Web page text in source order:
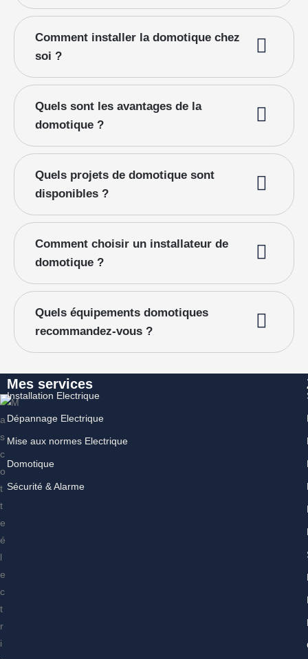
Comment installer la domotique chez
soi ?
Quels sont les avantages de la
domotique ?
Quels projets de domotique sont
disponibles ?
Comment choisir un installateur de
domotique ?
Quels équipements domotiques
recommandez-vous ?
Mes services
Installation Electrique
Dépannage Electrique
Mise aux normes Electrique
Domotique
Sécurité & Alarme